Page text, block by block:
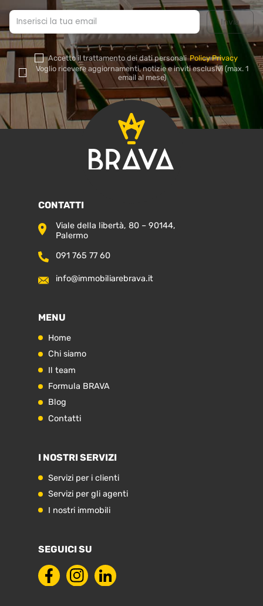
Si
prega
di
lasciare
vuoto
questo
Accetto il trattamento dei dati personali Policy Privacy
Voglio ricevere aggiornamenti, notizie e inviti esclusivi (max. 1
email al mese)
CONTATTI
Viale della libertà, 80 – 90144,
Palermo
091 765 77 60
info@immobiliarebrava.it
MENU
Home
Chi siamo
Il team
Formula BRAVA
Blog
Contatti
I NOSTRI SERVIZI
Servizi per i clienti
Servizi per gli agenti
I nostri immobili
SEGUICI SU